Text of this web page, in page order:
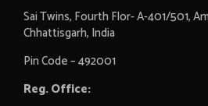
Sai Twins, Fourth Flor- A-401/501,
Chhattisgarh, India
Pin Code – 492001
Reg. Office: